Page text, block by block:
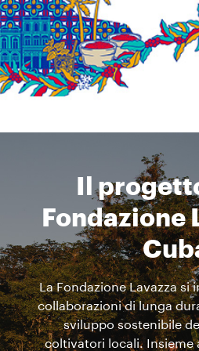
Il
Fondazione
La Fondazione Lavazza si
collaborazioni di lunga
sviluppo sostenibile
coltivatori locali. Insieme